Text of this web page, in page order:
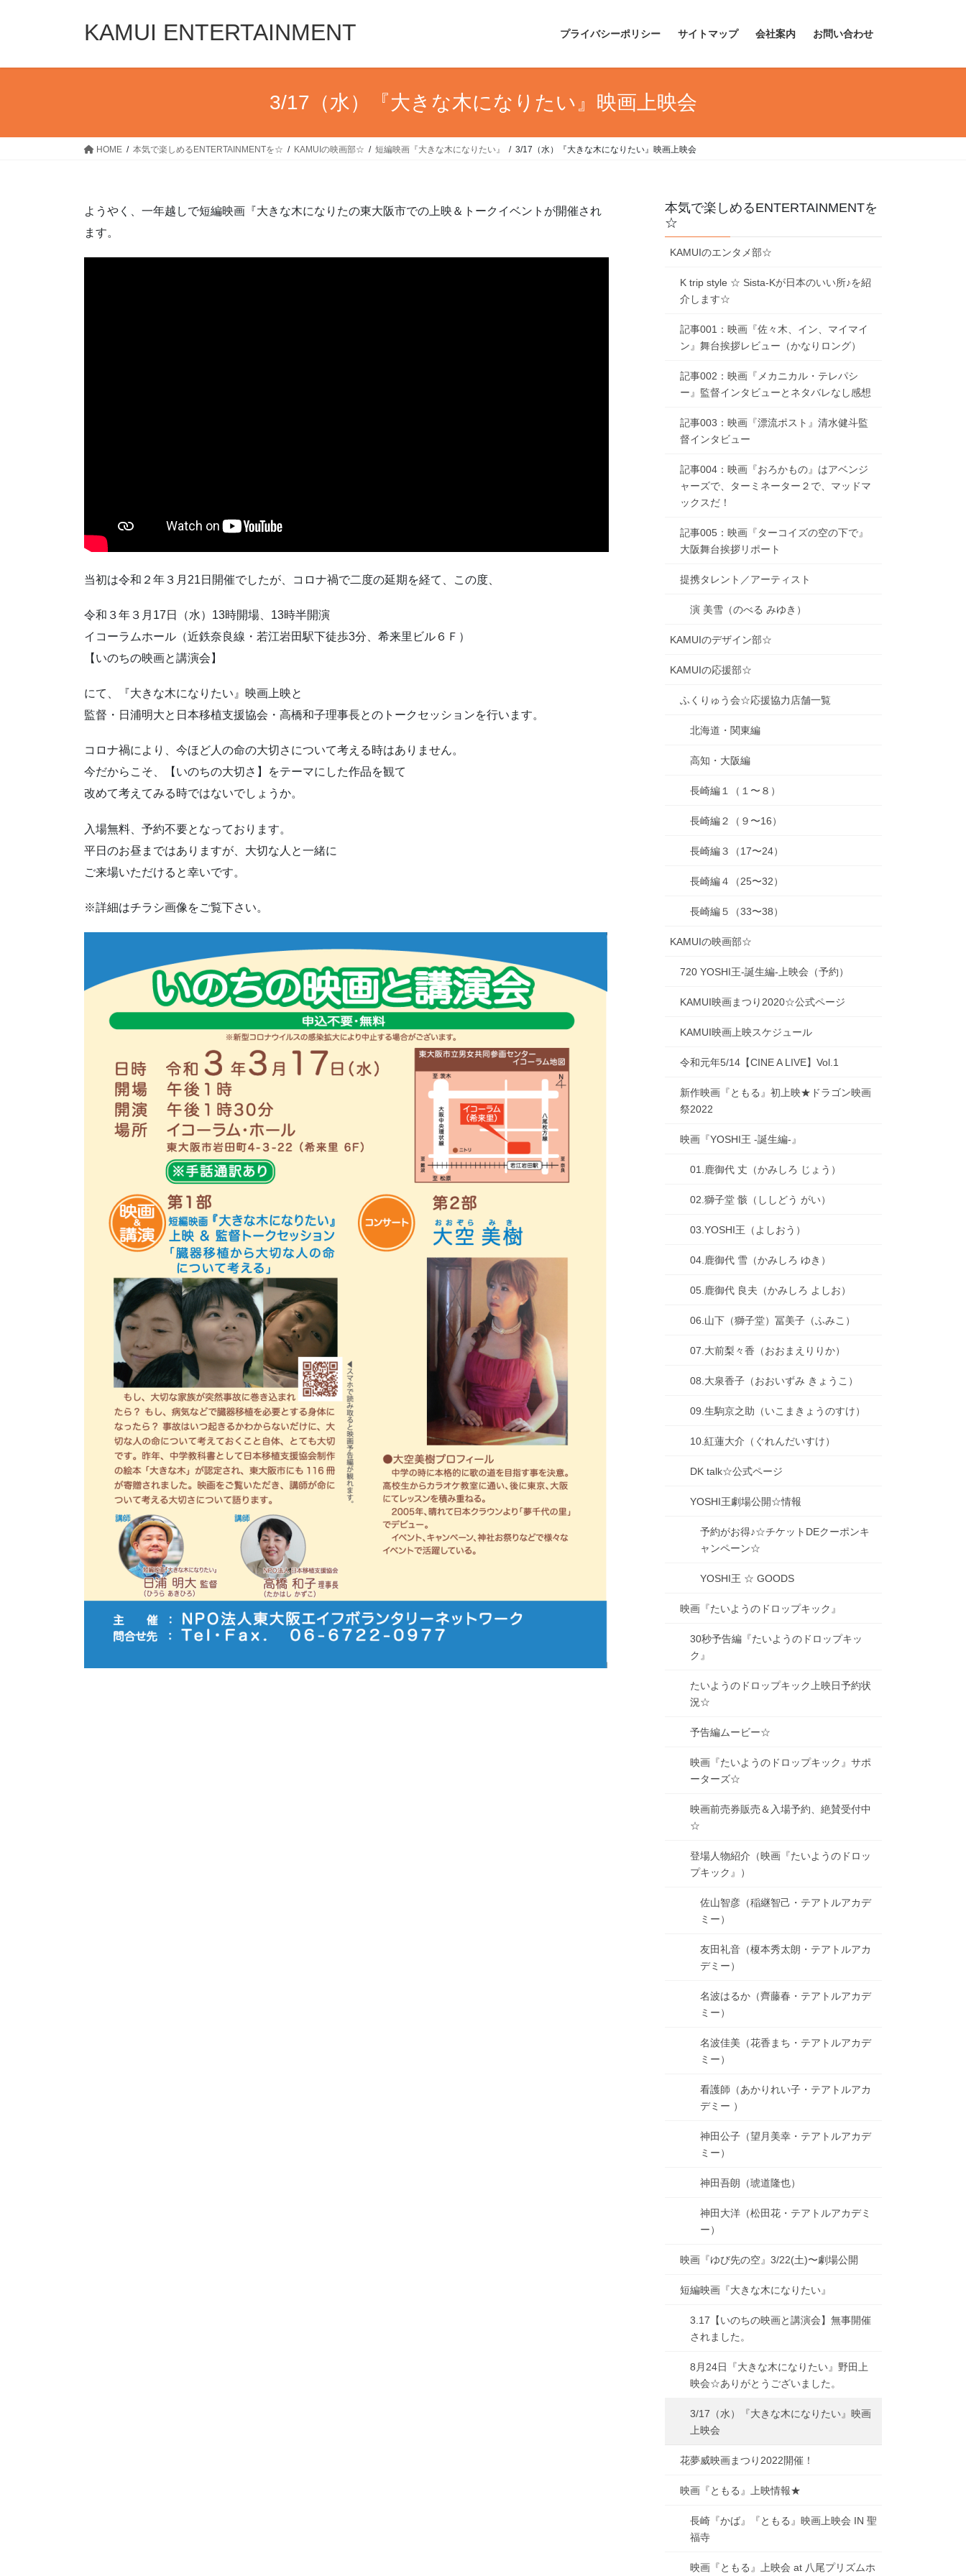
KAMUI ENTERTAINMENT プライバシーポリシー サイトマップ 会社案内 お問い合わせ
3/17（水）『大きな木になりたい』映画上映会
HOME 本気で楽しめるENTERTAINMENTを☆ KAMUIの映画部☆ 短編映画『大きな木になりたい』 3/17（水）『大きな木になりたい』映画上映会
ようやく、一年越しで短編映画『大きな木になりたの東大阪市での上映＆トークイベントが開催され
ます。
当初は令和２年３月21日開催でしたが、コロナ禍で二度の延期を経て、この度、
令和３年３月17日（水）13時開場、13時半開演
イコーラムホール（近鉄奈良線・若江岩田駅下徒歩3分、希来里ビル６Ｆ）
【いのちの映画と講演会】
にて、『大きな木になりたい』映画上映と
監督・日浦明大と日本移植支援協会・高橋和子理事長とのトークセッションを行います。
コロナ禍により、今ほど人の命の大切さについて考える時はありません。
今だからこそ、【いのちの大切さ】をテーマにした作品を観て
改めて考えてみる時ではないでしょうか。
入場無料、予約不要となっております。
平日のお昼まではありますが、大切な人と一緒に
ご来場いただけると幸いです。
※詳細はチラシ画像をご覧下さい。
本気で楽しめるENTERTAINMENTを
☆
KAMUIのエンタメ部☆
K trip style ☆ Sista-Kが日本のいい所♪を紹
介します☆
記事001：映画『佐々木、イン、マイマイ
ン』舞台挨拶レビュー（かなりロング）
記事002：映画『メカニカル・テレパシ
ー』監督インタビューとネタバレなし感想
記事003：映画『漂流ポスト』清水健斗監
督インタビュー
記事004：映画『おろかもの』はアベンジ
ャーズで、ターミネーター２で、マッドマ
ックスだ！
記事005：映画『ターコイズの空の下で』
大阪舞台挨拶リポート
提携タレント／アーティスト
演 美雪（のべる みゆき）
KAMUIのデザイン部☆
KAMUIの応援部☆
ふくりゅう会☆応援協力店舗一覧
北海道・関東編
高知・大阪編
長崎編１（１〜８）
長崎編２（９〜16）
長崎編３（17〜24）
長崎編４（25〜32）
長崎編５（33〜38）
KAMUIの映画部☆
720 YOSHI王-誕生編-上映会（予約）
KAMUI映画まつり2020☆公式ページ
KAMUI映画上映スケジュール
令和元年5/14【CINE A LIVE】Vol.1
新作映画『ともる』初上映★ドラゴン映画
祭2022
映画『YOSHI王 -誕生編-』
01.鹿御代 丈（かみしろ じょう）
02.獅子堂 骸（ししどう がい）
03.YOSHI王（よしおう）
04.鹿御代 雪（かみしろ ゆき）
05.鹿御代 良夫（かみしろ よしお）
06.山下（獅子堂）冨美子（ふみこ）
07.大前梨々香（おおまえりりか）
08.大泉香子（おおいずみ きょうこ）
09.生駒京之助（いこまきょうのすけ）
10.紅蓮大介（ぐれんだいすけ）
DK talk☆公式ページ
YOSHI王劇場公開☆情報
予約がお得♪☆チケットDEクーポンキ
ャンペーン☆
YOSHI王 ☆ GOODS
映画『たいようのドロップキック』
30秒予告編『たいようのドロップキッ
ク』
たいようのドロップキック上映日予約状
況☆
予告編ムービー☆
映画『たいようのドロップキック』サポ
ーターズ☆
映画前売券販売＆入場予約、絶賛受付中
☆
登場人物紹介（映画『たいようのドロッ
プキック』）
佐山智彦（稲継智己・テアトルアカデ
ミー）
友田礼音（榎本秀太朗・テアトルアカ
デミー）
名波はるか（齊藤春・テアトルアカデ
ミー）
名波佳美（花香まち・テアトルアカデ
ミー）
看護師（あかりれい子・テアトルアカ
デミー ）
神田公子（望月美幸・テアトルアカデ
ミー）
神田吾朗（琥道隆也）
神田大洋（松田花・テアトルアカデミ
ー）
映画『ゆび先の空』3/22(土)〜劇場公開
短編映画『大きな木になりたい』
3.17【いのちの映画と講演会】無事開催
されました。
8月24日『大きな木になりたい』野田上
映会☆ありがとうございました。
3/17（水）『大きな木になりたい』映画
上映会
花夢威映画まつり2022開催！
映画『ともる』上映情報★
長崎『かば』『ともる』映画上映会 IN 聖
福寺
映画『ともる』上映会 at 八尾プリズムホ